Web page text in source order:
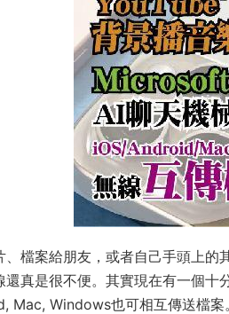
、檔案給朋友，或者自己手頭上
還真是很不便。其實現在有一個
Mac, Windows也可相互傳送檔案。